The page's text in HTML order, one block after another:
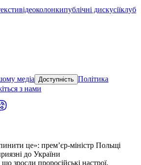
відеоколонкипублічні дискусіїклуб
медіа Доступність Політика
з нами
це»: прем’єр-міністр Польщі
до України
зросли проросійські настрої.